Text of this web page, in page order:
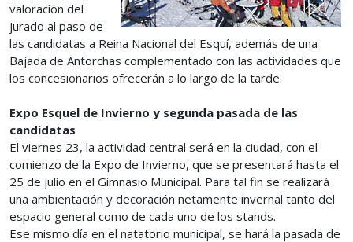
valoración del
jurado al paso de
las candidatas a Reina Nacional del Esquí, además de una
Bajada de Antorchas complementado con las actividades que
los concesionarios ofrecerán a lo largo de la tarde.
Expo Esquel de Invierno y segunda pasada de las
candidatas
El viernes 23, la actividad central será en la ciudad, con el
comienzo de la Expo de Invierno, que se presentará hasta el
25 de julio en el Gimnasio Municipal. Para tal fin se realizará
una ambientación y decoración netamente invernal tanto del
espacio general como de cada uno de los stands.
Ese mismo día en el natatorio municipal, se hará la pasada de